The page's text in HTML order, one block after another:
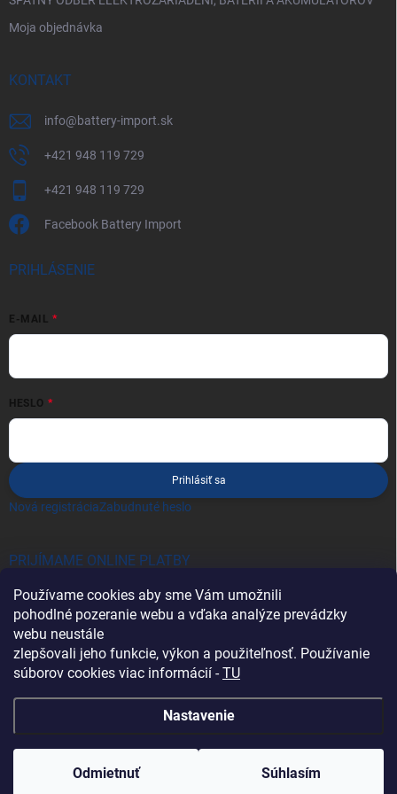
Používame cookies aby sme Vám umožnili
pohodlné pozeranie webu a vďaka analýze prevádzky
webu neustále
zlepšovali jeho funkcie, výkon a použiteľnosť. Používanie
súborov cookies viac informácií -TU
Nastavenie
Odmietnuť Súhlasím
Moja objednávka
KONTAKT
info@battery-import.sk
+421 948 119 729
+421 948 119 729
Facebook Battery Import
PRIHLÁSENIE
E-MAIL
HESLO
Prihlásiť sa
Nová registráciaZabudnuté heslo
PRIJÍMAME ONLINE PLATBY
Heureka.sk
Copyright 2026 Battery Import SK . Všetky práva vyhradené.